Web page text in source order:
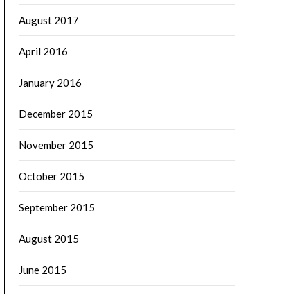
August 2017
April 2016
January 2016
December 2015
November 2015
October 2015
September 2015
August 2015
June 2015